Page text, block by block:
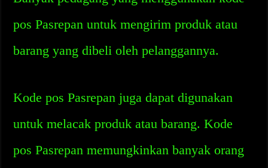
pos Pasrepan untuk mengirim produk atau
barang yang dibeli oleh pelanggannya.
Kode pos Pasrepan juga dapat digunakan
untuk melacak produk atau barang. Kode
pos Pasrepan memungkinkan banyak orang